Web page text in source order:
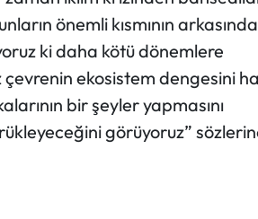
önemli kısmının
ki daha kötü dönemlere
çevrenin ekosistem dengesini
bir şeyler yapmasını
görüyoruz”